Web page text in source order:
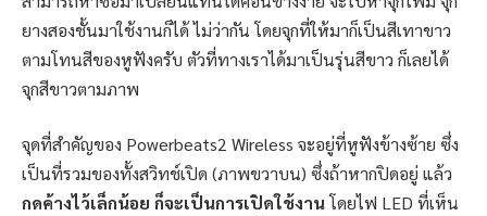
ยางสองชั้นมาใช้งานก็ได้ ไม่ว่ากัน โดยจุกที่ให้มาก็เป็นสีเทาขาว
ตามโทนสีของหูฟังครับ ตัวที่ทางเราได้มาเป็นรุ่นสีขาว ก็เลยได้
จุกสีขาวตามภาพ
จุดที่สำคัญของ Powerbeats2 Wireless จะอยู่ที่หูฟังข้างซ้าย ซึ่ง
เป็นที่รวมของทั้งสวิทช์เปิด (ภาพขวาบน) ซึ่งถ้าหากปิดอยู่ แล้ว
กดค้างไว้เล็กน้อย ก็จะเป็นการเปิดใช้งานโดยไฟ LED ที่เห็น